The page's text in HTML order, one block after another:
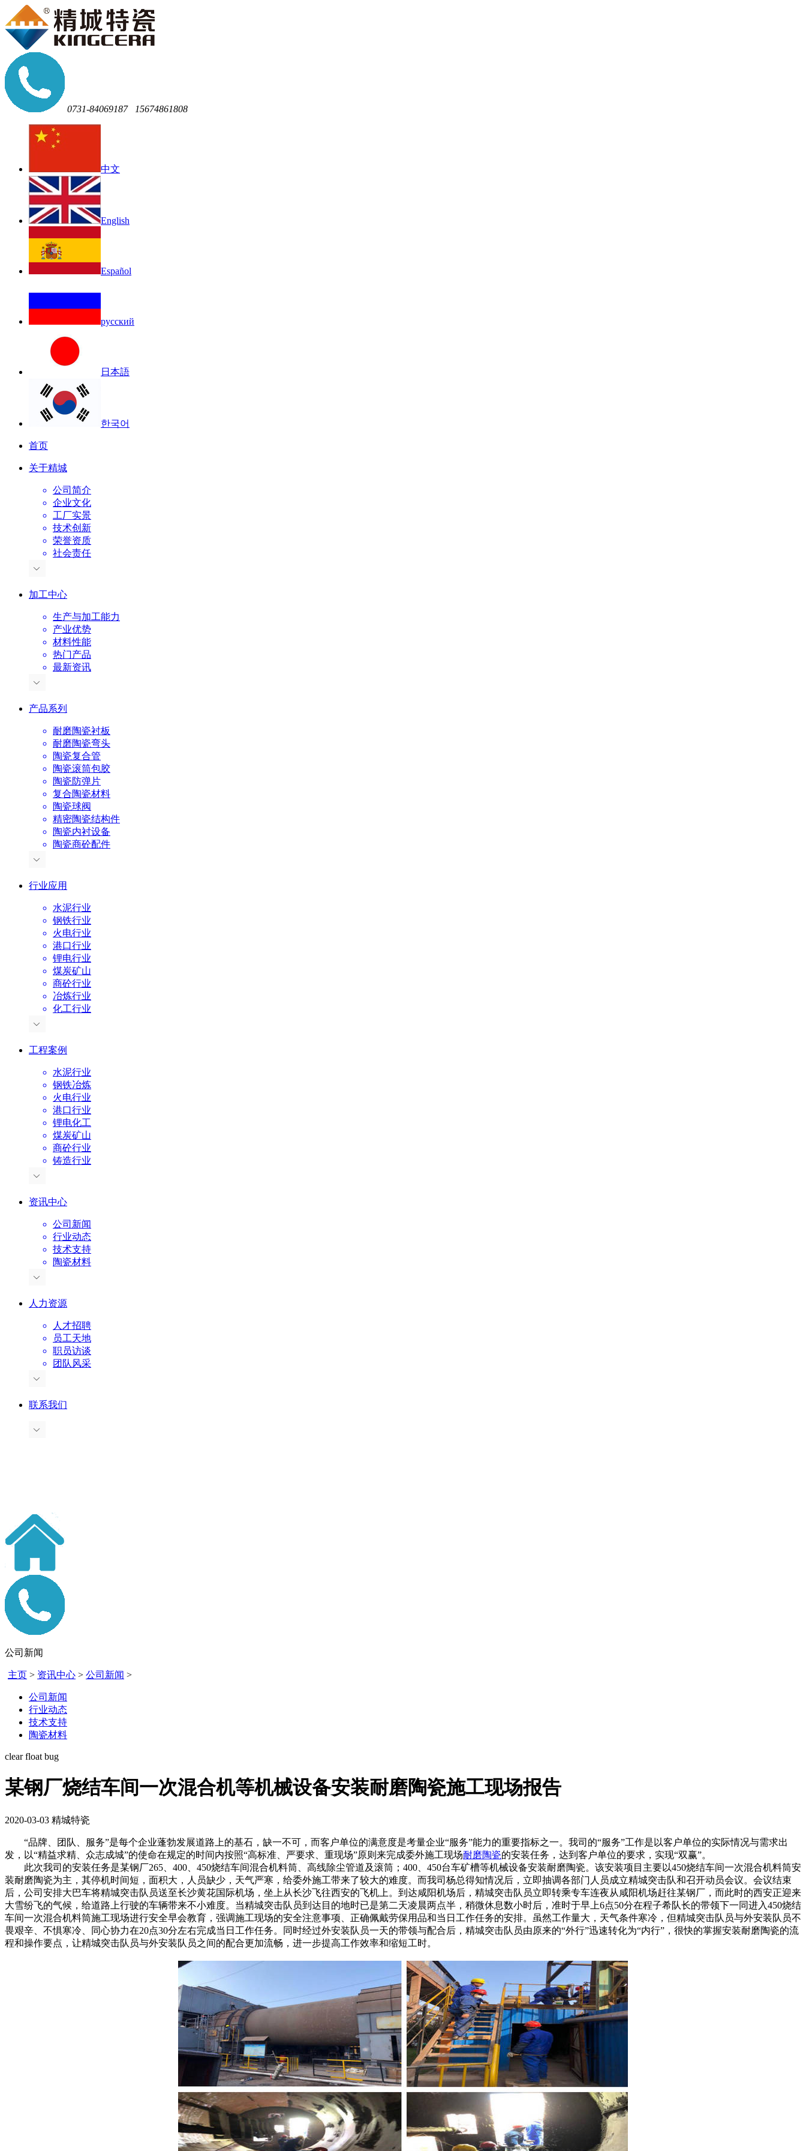
0731-84069187 15674861808
中文
English
Español
русский
日本語
한국어
首页
关于精城
公司简介
企业文化
工厂实景
技术创新
荣誉资质
社会责任
加工中心
生产与加工能力
产业优势
材料性能
热门产品
最新资讯
产品系列
耐磨陶瓷衬板
耐磨陶瓷弯头
陶瓷复合管
陶瓷滚筒包胶
陶瓷防弹片
复合陶瓷材料
陶瓷球阀
精密陶瓷结构件
陶瓷内衬设备
陶瓷商砼配件
行业应用
水泥行业
钢铁行业
火电行业
港口行业
锂电行业
煤炭矿山
商砼行业
冶炼行业
化工行业
工程案例
水泥行业
钢铁冶炼
火电行业
港口行业
锂电化工
煤炭矿山
商砼行业
铸造行业
资讯中心
公司新闻
行业动态
技术支持
陶瓷材料
人力资源
人才招聘
员工天地
职员访谈
团队风采
联系我们
公司新闻
主页 > 资讯中心 > 公司新闻 >
公司新闻
行业动态
技术支持
陶瓷材料
clear float bug
某钢厂烧结车间一次混合机等机械设备安装耐磨陶瓷施工现场报告
2020-03-03 精城特瓷
“品牌、团队、服务”是每个企业蓬勃发展道路上的基石，缺一不可，而客户单位的满意度是考量企业“服务”能力的重要指标之一。我司的“服务”工作是以客户单位的实际情况与需求出
发，以“精益求精、众志成城”的使命在规定的时间内按照“高标准、严要求、重现场”原则来完成委外施工现场耐磨陶瓷的安装任务，达到客户单位的要求，实现“双赢”。
此次我司的安装任务是某钢厂265、400、450烧结车间混合机料筒、高线除尘管道及滚筒；400、450台车矿槽等机械设备安装耐磨陶瓷。该安装项目主要以450烧结车间一次混合机料筒安
装耐磨陶瓷为主，其停机时间短，面积大，人员缺少，天气严寒，给委外施工带来了较大的难度。而我司杨总得知情况后，立即抽调各部门人员成立精城突击队和召开动员会议。会议结束
后，公司安排大巴车将精城突击队员送至长沙黄花国际机场，坐上从长沙飞往西安的飞机上。到达咸阳机场后，精城突击队员立即转乘专车连夜从咸阳机场赶往某钢厂，而此时的西安正迎来
大雪纷飞的气候，给道路上行驶的车辆带来不小难度。当精城突击队员到达目的地时已是第二天凌晨两点半，稍微休息数小时后，准时于早上6点50分在程子希队长的带领下一同进入450烧结
车间一次混合机料筒施工现场进行安全早会教育，强调施工现场的安全注意事项、正确佩戴劳保用品和当日工作任务的安排。虽然工作量大，天气条件寒冷，但精城突击队员与外安装队员不
畏艰辛、不惧寒冷、同心协力在20点30分左右完成当日工作任务。同时经过外安装队员一天的带领与配合后，精城突击队员由原来的“外行”迅速转化为“内行”，很快的掌握安装耐磨陶瓷的流
程和操作要点，让精城突击队员与外安装队员之间的配合更加流畅，进一步提高工作效率和缩短工时。